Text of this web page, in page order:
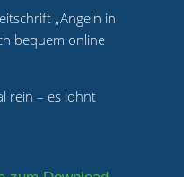
„Angeln in
bequem online
rein – es lohnt